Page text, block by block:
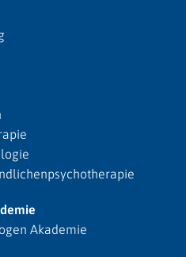
Akademie